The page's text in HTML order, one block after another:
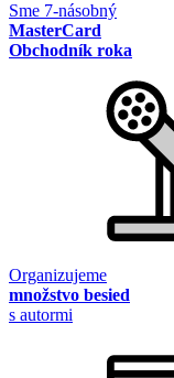
Sme 7-násobný
MasterCard
Obchodník roka
Organizujeme
množstvo besied
s autormi